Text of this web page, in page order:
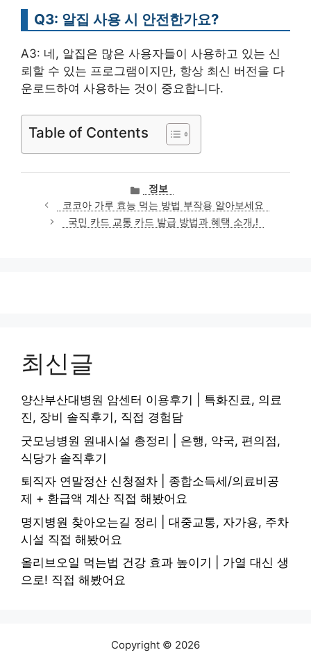
Q3: 알집 사용 시 안전한가요?
A3: 네, 알집은 많은 사용자들이 사용하고 있는 신
뢰할 수 있는 프로그램이지만, 항상 최신 버전을 다
운로드하여 사용하는 것이 중요합니다.
Table of Contents
카
테
고
리
정보
코코아 가루 효능 먹는 방법 부작용 알아보세요
국민 카드 교통 카드 발급 방법과 혜택 소개,!
최신글
양산부산대병원 암센터 이용후기 | 특화진료, 의료
진, 장비 솔직후기, 직접 경험담
굿모닝병원 원내시설 총정리 | 은행, 약국, 편의점,
식당가 솔직후기
퇴직자 연말정산 신청절차 | 종합소득세/의료비공
제 + 환급액 계산 직접 해봤어요
명지병원 찾아오는길 정리 | 대중교통, 자가용, 주차
시설 직접 해봤어요
올리브오일 먹는법 건강 효과 높이기 | 가열 대신 생
으로! 직접 해봤어요
Copyright © 2026